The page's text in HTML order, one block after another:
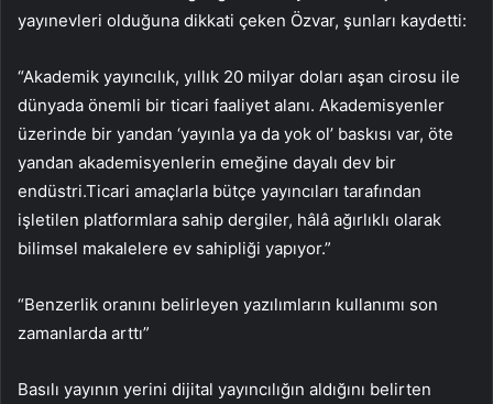
yayınevleri olduğuna dikkati çeken Özvar, şunları kaydetti:
“Akademik yayıncılık, yıllık 20 milyar doları aşan cirosu ile
dünyada önemli bir ticari faaliyet alanı. Akademisyenler
üzerinde bir yandan ‘yayınla ya da yok ol’ baskısı var, öte
yandan akademisyenlerin emeğine dayalı dev bir
endüstri.Ticari amaçlarla bütçe yayıncıları tarafından
işletilen platformlara sahip dergiler, hâlâ ağırlıklı olarak
bilimsel makalelere ev sahipliği yapıyor.”
“Benzerlik oranını belirleyen yazılımların kullanımı son
zamanlarda arttı”
Basılı yayının yerini dijital yayıncılığın aldığını belirten